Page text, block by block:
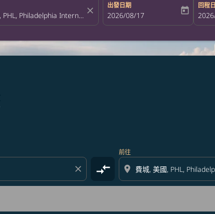
close
出發日期
fc-booking-departure-date-aria-
2026/08/17 today
回程
fc-
close compare_arrows
前往
location_on